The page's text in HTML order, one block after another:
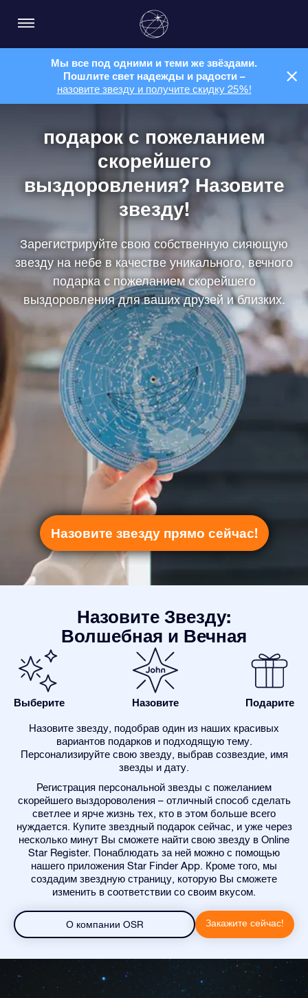
Мы все под одними и теми же звёздами.
Пошлите свет надежды и радости –
назовите звезду и получите скидку 25%!
подарок с пожеланием
скорейшего
выздоровления? Назовите
звезду!
Зарегистрируйте свою собственную сияющую
звезду на небе в качестве уникального, вечного
подарка с пожеланием скорейшего
выздоровления для ваших друзей и близких.
Назовите звезду прямо сейчас!
Назовите Звезду:
Волшебная и Вечная
Выберите Назовите Подарите
Назовите звезду, подобрав один из наших красивых
вариантов подарков и подходящую тему.
Персонализируйте свою звезду, выбрав созвездие, имя
звезды и дату.
Регистрация персональной звезды с пожеланием
скорейшего выздороволения – отличный способ сделать
светлее и ярче жизнь тех, кто в этом больше всего
нуждается. Купите звездный подарок сейчас, и уже через
несколько минут Вы сможете найти свою звезду в Online
Star Register. Понаблюдать за ней можно с помощью
нашего приложения Star Finder App. Кроме того, мы
создадим звездную страницу, которую Вы сможете
изменить в соответствии со своим вкусом.
О компании OSR Закажите сейчас!